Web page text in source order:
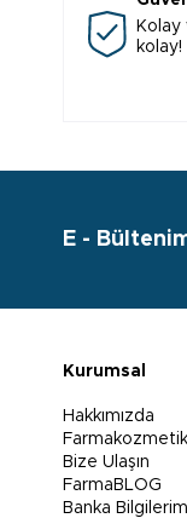
Kolay
kolay!
E -
Kurumsal
Hakkımızda
Bize Ulaşın
FarmaBLOG
Banka